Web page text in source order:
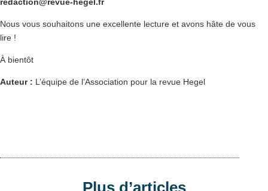
redaction@revue-hegel.fr
Nous vous souhaitons une excellente lecture et avons hâte de vous
lire !
À bientôt
Auteur : L’équipe de l’Association pour la revue Hegel